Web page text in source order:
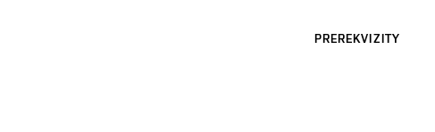
PREREKVIZITY